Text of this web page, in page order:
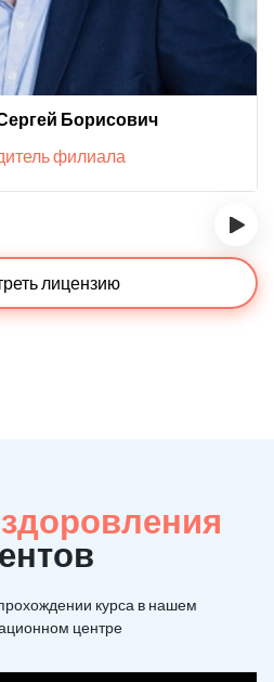
Борисович
филиала
›
лицензию
курса в нашем
центре